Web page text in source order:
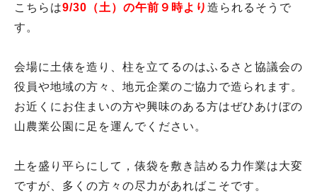
こちらは9/30（土）の午前９時より 造られるそうで
す。
会場に土俵を造り、柱を立てるのはふるさと協議会の
役員や地域の方々、地元企業のご協力で造られます。
お近くにお住まいの方や興味のある方はぜひあけぼの
山農業公園に足を運んでください。
土を盛り平らにして，俵袋を敷き詰める力作業は大変
ですが、多くの方々の尽力があればこそです。